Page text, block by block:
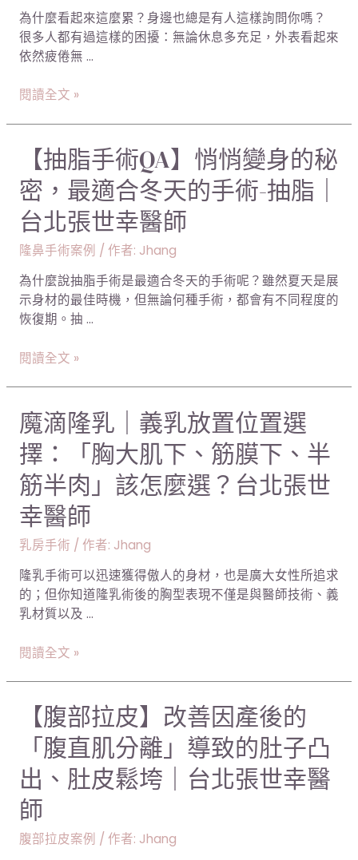
溝
槽
改
善
｜
台
北
幸
醫
師
為什麼看起來這麼累？身邊也總是有人這樣詢問你嗎？
很多人都有過這樣的困擾：無論休息多充足，外表看起來
依然疲倦無 …
陷
與
眼
下
「疲
憊
無
神」，
如
何
改
善？
｜
中
張
幸
醫
師
閱讀全文 »
【抽脂手術QA】悄悄變身的秘
密，最適合冬天的手術-抽脂｜
台北張世幸醫師
隆鼻手術案例 / 作者: Jhang
為什麼說抽脂手術是最適合冬天的手術呢？雖然夏天是展
示身材的最佳時機，但無論何種手術，都會有不同程度的
恢復期。抽 …
【抽
手
術
QA】
悄
變
身
的
密，
合
冬
天
的
手
術-
抽
脂
｜
台
北
世
閱讀全文 »
魔滴隆乳｜義乳放置位置選
擇：「胸大肌下、筋膜下、半
筋半肉」該怎麼選？台北張世
幸醫師
乳房手術 / 作者: Jhang
隆乳手術可以迅速獲得傲人的身材，也是廣大女性所追求
的；但你知道隆乳術後的胸型表現不僅是與醫師技術、義
乳材質以及 …
魔
滴
隆
乳
｜
義
乳
放
置
位
置
選
擇：
「胸
大
下、
下、
半
筋
半
閱讀全文 »
【腹部拉皮】改善因產後的
「腹直肌分離」導致的肚子凸
出、肚皮鬆垮｜台北張世幸醫
師
腹部拉皮案例 / 作者: Jhang
【腹
皮】
改
善
因
產